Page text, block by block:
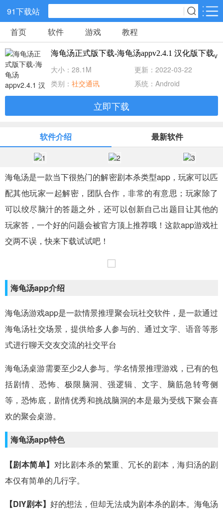
91下载站
网游分类
休闲益智
儿童教育 手游辅助 棋牌游戏
射击吃鸡 传奇游戏 卡牌战略
首页 软件 游戏 教程
海龟汤正式版下载-海龟汤appv2.4.1 汉化版下载v2.4.1 汉化版
大小：28.1M
更新：2022-03-22
类别： 社交通讯 系统：Android
立即下载
软件介绍 最新软件
海龟汤是一款当下很热门的解密剧本杀类型app，玩家可以匹
配其他玩家一起解密，团队合作，非常的有意思；玩家除了
可以绞尽脑汁的答题之外，还可以创新自己出题目让其他的
玩家答，一个好的问题会被官方顶上推荐哦！这款app游戏社
交两不误，快来下载试试吧！
海龟汤app介绍
海龟汤游戏app是一款情景推理聚会玩社交软件，是一款通过
海龟汤社交场景，提供给多人参与的、通过文字、语音等形
式进行聊天交友交流的社交平台
海龟汤桌游需要至少2人参与。学名情景推理游戏，已有的包
括剧情、恐怖、极限脑洞、强逻辑、文字、脑筋急转弯侧
等，恐怖底，剧情优秀和挑战脑洞的本是最为受线下聚会喜
欢的聚会桌游。
海龟汤app特色
【剧本简单】 对比剧本杀的繁重、冗长的剧本，海归汤的剧
本仅有简单的几行字。
【DIY剧本】好的想法，但却无法成为剧本杀的剧本。海龟汤